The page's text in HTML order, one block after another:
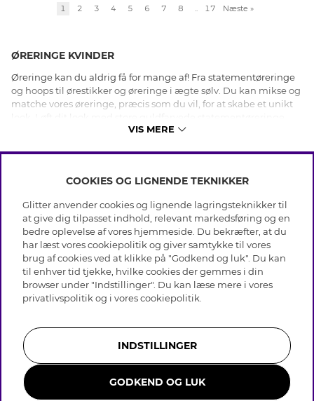
1 2 3 4 5 6 7 8 .. 17 Næste »
ØRERINGE KVINDER
Øreringe kan du aldrig få for mange af! Fra statementøreringe
og hoops til ørestikker og øreringe i ægte sølv. Du kan mikse og
matche vores øreringe, præcis som du vil, for at skabe et unikt
dekoreret med glassten, eller gå efter et klassisk look med små
bijouteriøreringe eller tidløse øreringe i ægte sølv, har vi de
VIS MERE
INFO
Betingelser
Databeskyttelsespolitik
Cookies
Medlemsbetingelser
Job hos Glitter
Tilbagekaldelse
Gavekortsaldo
OM GLITTER
Black Friday
Vores butikker
Virksomhedens historie
Whistleblowing
Presse & Samarbejde
HJÆLP
Ofte stillede spørsmål
Kundeservice
Plejeråd skindhandsker
Størrelsesguide til ringe
Smykker i rustfrit stål
Bliv medlem
COOKIES OG LIGNENDE TEKNIKKER
Glitter anvender cookies og lignende lagringsteknikker til
at give dig tilpasset indhold, relevant markedsføring og en
bedre oplevelse af vores hjemmeside. Du bekræfter, at du
har læst vores cookiepolitik og giver samtykke til vores
brug af cookies ved at klikke på "Godkend og luk". Du kan
til enhver tid tjekke, hvilke cookies der gemmes i din
browser under "Indstillinger". Du kan læse mere i vores
privatlivspolitik og i vorescookiepolitik
INDSTILLINGER
GODKEND OG LUK